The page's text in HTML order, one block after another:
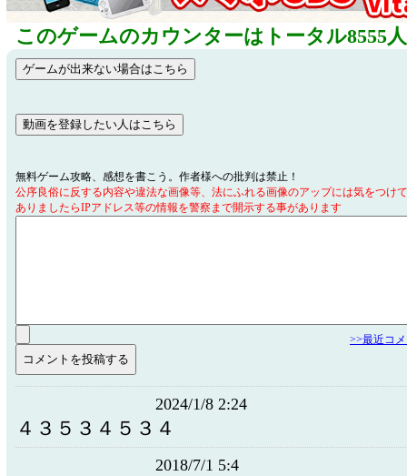
このゲームのカウンターはトータル8555
無料ゲーム攻略、感想を書こう。作者様への批判は禁止！
公序良俗に反する内容や違法な画像等、法にふれる画像のアップには気をつけ
ありましたらIPアドレス等の情報を警察まで開示する事があります
>>最近コ
2024/1/8 2:24
４３５３４５３４
2018/7/1 5:4